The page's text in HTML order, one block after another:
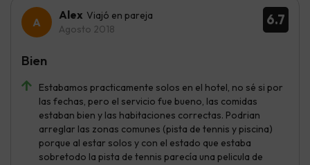
6.7
Alex Viajó en pareja
Agosto 2018
Estabamos practicamente solos en el hotel, no sé si por
las fechas, pero el servicio fue bueno, las comidas
estaban bien y las habitaciones correctas. Podrian
arreglar las zonas comunes (pista de tennis y piscina)
porque al estar solos y con el estado que estaba
sobretodo la pista de tennis parecía una pelicula de
Bien